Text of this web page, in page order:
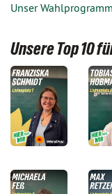
Unser
Unsere Top 10